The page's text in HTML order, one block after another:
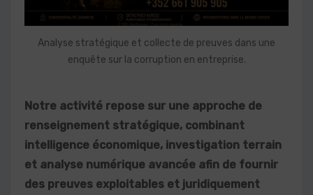
Analyse stratégique et collecte de preuves dans une
enquête sur la corruption en entreprise.
Notre activité repose sur une approche de
renseignement stratégique, combinant
intelligence économique, investigation terrain
et analyse numérique avancée afin de fournir
des preuves exploitables et juridiquement